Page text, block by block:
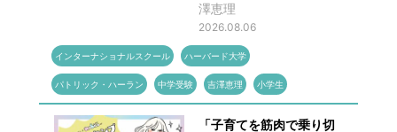
澤恵理
2026.08.06
インターナショナルスクール ハーバード大学
パトリック・ハーラン 中学受験 吉澤恵理 小学生
「子育てを筋肉で乗り切